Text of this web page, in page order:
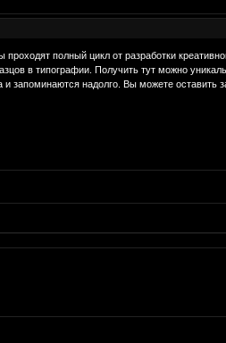
проходят полный цикл от разработки
в типографии. Получить тут можно
надолго. Вы можете оставить